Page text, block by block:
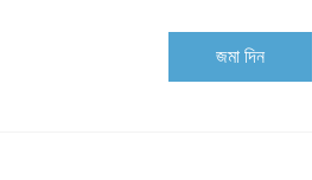
জমা দিন